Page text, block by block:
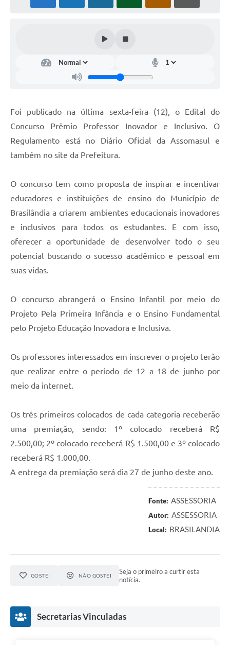
PNAB (Política Nacional Aldir Blanc)
Foi publicado na última sexta-feira (12), o Edital do
Concurso Prêmio Professor Inovador e Inclusivo. O
Regulamento está no Diário Oficial da Assomasul e
também no site da Prefeitura.
O concurso tem como proposta de inspirar e incentivar
educadores e instituições de ensino do Município de
Brasilândia a criarem ambientes educacionais inovadores
e inclusivos para todos os estudantes. E com isso,
oferecer a oportunidade de desenvolver todo o seu
potencial buscando o sucesso acadêmico e pessoal em
suas vidas.
O concurso abrangerá o Ensino Infantil por meio do
Projeto Pela Primeira Infância e o Ensino Fundamental
pelo Projeto Educação Inovadora e Inclusiva.
Os professores interessados em inscrever o projeto terão
que realizar entre o período de 12 a 18 de junho por
meio da internet.
Os três primeiros colocados de cada categoria receberão
uma premiação, sendo: 1º colocado receberá R$
2.500,00; 2º colocado receberá R$ 1.500,00 e 3º colocado
receberá R$ 1.000,00.
A entrega da premiação será dia 27 de junho deste ano.
Fonte: ASSESSORIA
Autor: ASSESSORIA
Local: BRASILANDIA
GOSTEI NÃO GOSTEI
Seja o primeiro a curtir esta
notícia.
Secretarias Vinculadas